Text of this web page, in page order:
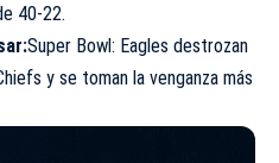
40-22.
Super Bowl: Eagles destrozan
y se toman la venganza más